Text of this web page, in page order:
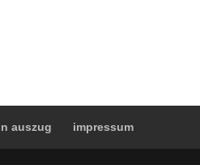
auszug impressum